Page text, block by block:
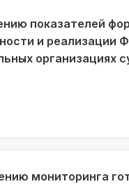
показателей
и реализации
организациях
мониторинга